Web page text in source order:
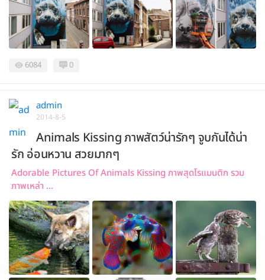
6084 0
admin
2014-8-5
Animals Kissing ภาพสัตว์น่ารักๆ จูบกันได้น่า
รัก อ่อนหวาน สวยมากๆ
Adorable Pictures Of Animals Kissing ภาพสุดโรแมนติก รวม
ภาพเหล่า ...